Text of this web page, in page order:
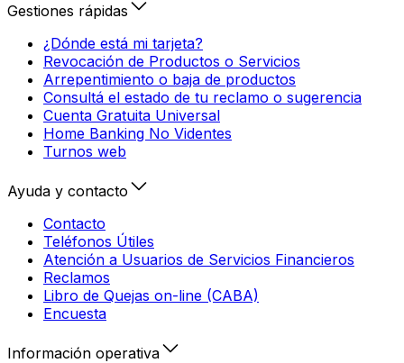
Gestiones rápidas
¿Dónde está mi tarjeta?
Revocación de Productos o Servicios
Arrepentimiento o baja de productos
Consultá el estado de tu reclamo o sugerencia
Cuenta Gratuita Universal
Home Banking No Videntes
Turnos web
Ayuda y contacto
Contacto
Teléfonos Útiles
Atención a Usuarios de Servicios Financieros
Reclamos
Libro de Quejas on-line (CABA)
Encuesta
Información operativa